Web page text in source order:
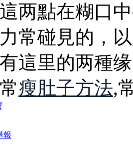
两點在糊口
常碰見的，
這里的两種
瘦肚子方法,
報